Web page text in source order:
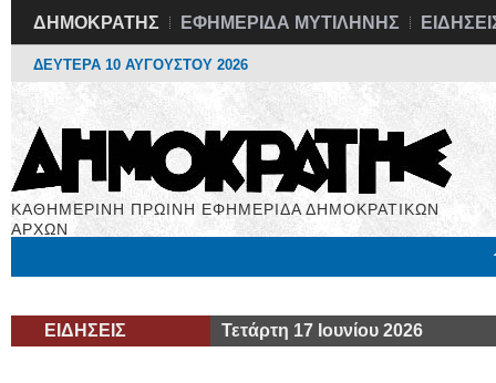
ΔΗΜΟΚΡΑΤΗΣ ΕΦΗΜΕΡΙΔΑ ΜΥΤΙΛΗΝΗΣ
ΔΕΥΤΕΡΑ 10 ΑΥΓΟΥΣΤΟΥ 2026
ΚΑΘΗΜΕΡΙΝΗ ΠΡΩΙΝΗ ΕΦΗΜΕΡΙΔΑ ΔΗΜΟΚΡΑΤΙΚΩΝ
ΑΡΧΩΝ
ΕΙΔΗΣΕΙΣ Τετάρτη 17 Ιουνίου 2026